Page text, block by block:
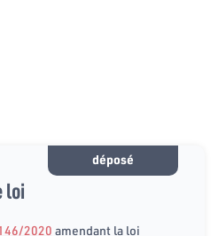
déposé
loi
2020 amendant la loi